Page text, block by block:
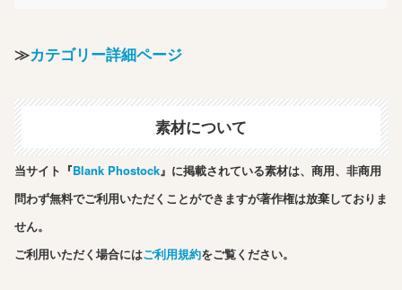
≫カテゴリー詳細ページ
素材について
当サイト『Blank Phostock』に掲載されている素材は、商用、非商用
問わず無料でご利用いただくことができますが著作権は放棄しておりま
せん。
ご利用いただく場合にはご利用規約をご覧ください。